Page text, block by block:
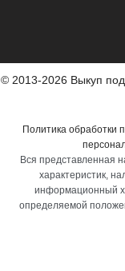
© 2013-2026 Выкуп
Политика обработки
Вся представленная
характеристик,
информационный
определяемой